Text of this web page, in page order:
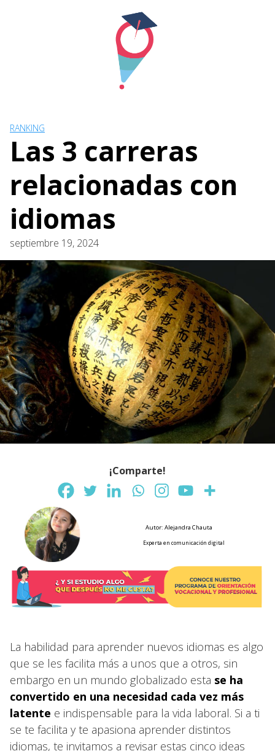
RANKING
Las 3 carreras
relacionadas con
idiomas
septiembre 19, 2024
¡Comparte!
Autor: Alejandra Chauta
Experta en comunicación digital
La habilidad para aprender nuevos idiomas es algo
que se les facilita más a unos que a otros, sin
embargo en un mundo globalizado esta se ha
convertido en una necesidad cada vez más
latente e indispensable para la vida laboral. Si a ti
se te facilita y te apasiona aprender distintos
idiomas, te invitamos a revisar estas cinco ideas